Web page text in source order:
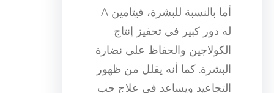
أما بالنسبة للبشرة، فيتامين A
له دور كبير في تحفيز إنتاج
الكولاجين والحفاظ على نضارة
البشرة. كما أنه يقلل من ظهور
التجاعيد ويساعد في علاج حب